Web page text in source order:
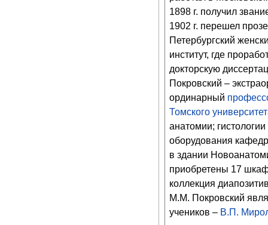
1898 г. получил
1902 г. перешел
Петербургский
институт, где
докторскую
Покровский –
ординарный
Томского
анатомии;
оборудования
в здании
приобретены 17
коллекция
М.М. Покровский
учеников – В.П.